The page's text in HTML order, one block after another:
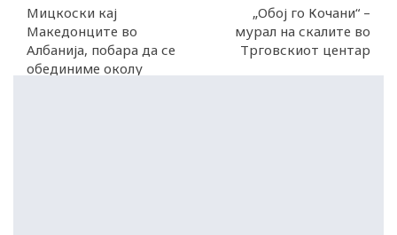
Мицкоски кај
Македонците во
Албанија, побара да се
обединиме околу
„Обој го Кочани“ –
мурал на скалите во
Трговскиот центар